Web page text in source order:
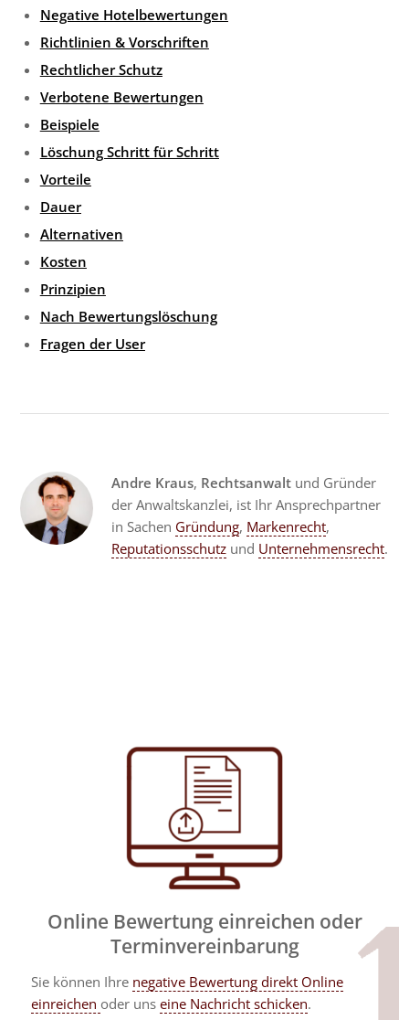
Negative Hotelbewertungen
Richtlinien & Vorschriften
Rechtlicher Schutz
Verbotene Bewertungen
Beispiele
Löschung Schritt für Schritt
Vorteile
Dauer
Alternativen
Kosten
Prinzipien
Nach Bewertungslöschung
Fragen der User
Andre Kraus, Rechtsanwalt und Gründer
der Anwaltskanzlei, ist Ihr Ansprechpartner
in Sachen Gründung, Markenrecht,
Reputationsschutzund Unternehmensrecht.
Online Bewertung einreichen oder
Terminvereinbarung
Sie können Ihre negative Bewertung direkt Online
einreichen oder uns eine Nachricht schicken.